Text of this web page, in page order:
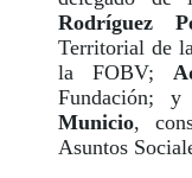
Rodríguez
Territorial de
la FOBV;
Fundación; y
Municio,
Asuntos